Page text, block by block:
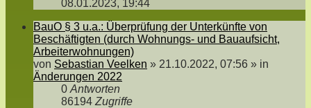
08.01.2023, 19:44
BauO § 3 u.a.: Überprüfung der Unterkünfte von
Beschäftigten (durch Wohnungs- und Bauaufsicht,
Arbeiterwohnungen)
von Sebastian Veelken » 21.10.2022, 07:56 » in
Änderungen 2022
0 Antworten
86194 Zugriffe